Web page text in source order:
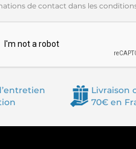
de contact dans les
Livraison
70€ en